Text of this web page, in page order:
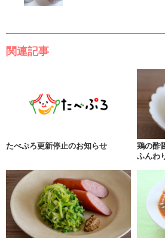
関連記事
たべぷろ更新停止のお知らせ
鶏の酢
ふんわ